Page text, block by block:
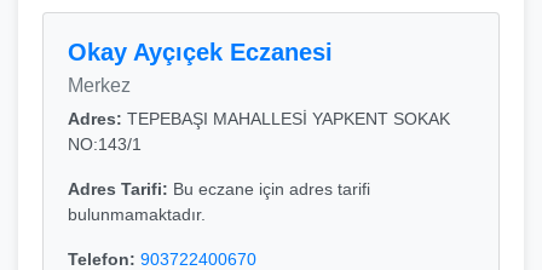
Okay Ayçıçek Eczanesi
Merkez
Adres: TEPEBAŞI MAHALLESİ YAPKENT SOKAK
NO:143/1
Adres Tarifi: Bu eczane için adres tarifi
bulunmamaktadır.
Telefon: 903722400670